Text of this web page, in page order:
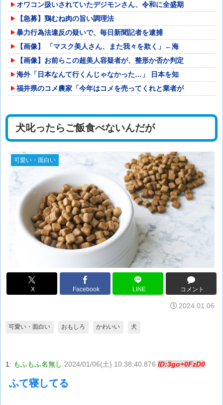
オワコン扱いされていたデジモンさん、令和に全盛期
【急募】鶏むね肉の旨い調理法
暴力行為法違反の疑いで、毎日新聞記者を逮捕
【画像】 「マスク美人さん、また我々を欺く」←海
【画像】お前らこの超美人容疑者が、整形か否か判定
海外「日本なんて行くんじゃなかった…」 日本を知
福井県のコメ農家「今年はコメを売ってくれと業者が
犬叱ったらご飯食べないんだが
可愛い・面白い
X Facebook LINE コメント
2024.01.06
可愛い・面白い おもしろ かわいい 犬
1: もふもふ名無し 2024/01/06(土) 10:38:40.876 ID:3go+0FzD0
ふて寝してる